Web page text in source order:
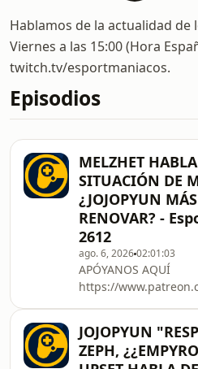
Hablamos de la actualidad de
Viernes a las 15:00 (Hora
twitch.tv/esportmaniacos.
Episodios
MELZHET
SITUACIÓN DE
¿JOJOPYUN
RENOVAR? -
2612
ago. 6, 202602:01:03
APÓYANOS AQUÍ
https://
https://twitter.com/
https://
JOJOPYUN
ZEPH,